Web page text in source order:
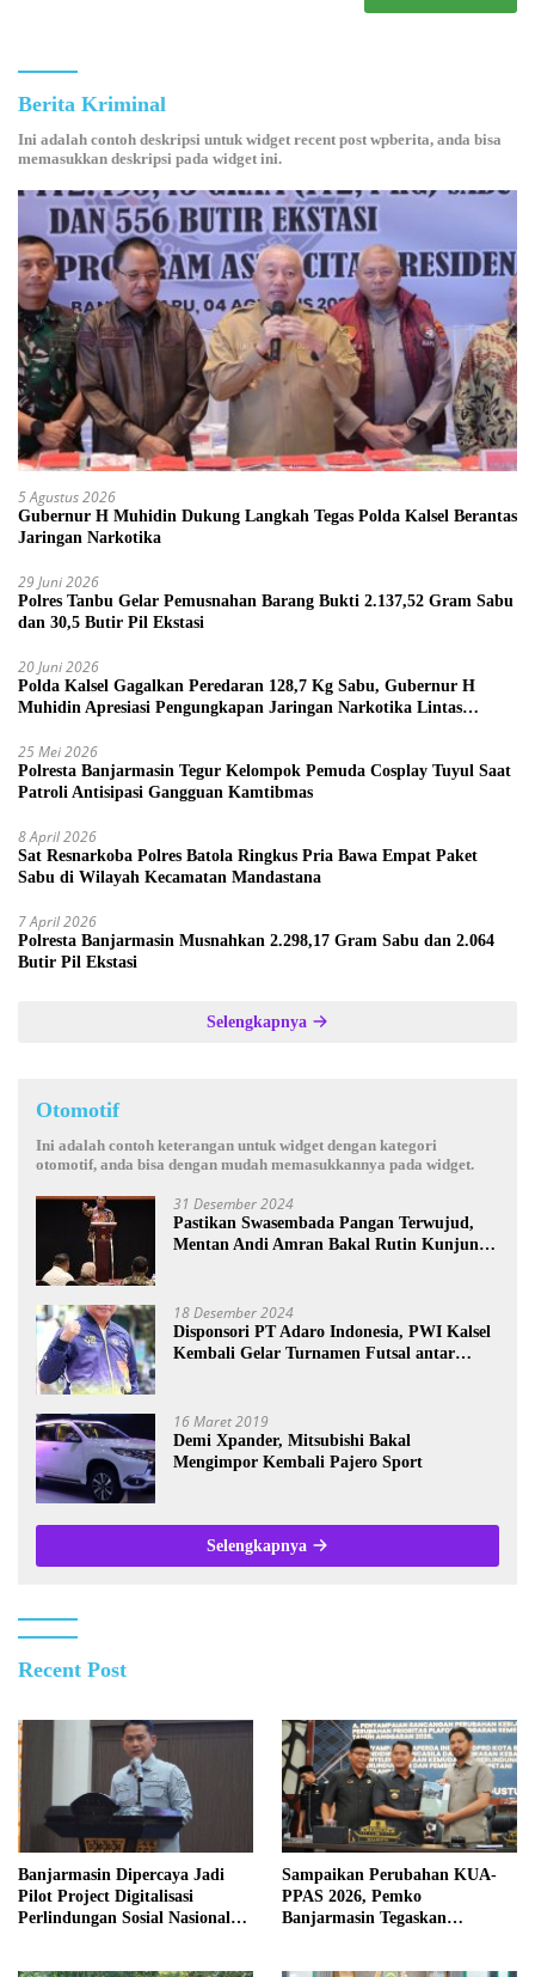
Berita Kriminal
Ini adalah contoh deskripsi untuk widget recent post wpberita, anda bisa
memasukkan deskripsi pada widget ini.
5 Agustus 2026
Gubernur H Muhidin Dukung Langkah Tegas Polda Kalsel Berantas
Jaringan Narkotika
29 Juni 2026
Polres Tanbu Gelar Pemusnahan Barang Bukti 2.137,52 Gram Sabu
dan 30,5 Butir Pil Ekstasi
20 Juni 2026
Polda Kalsel Gagalkan Peredaran 128,7 Kg Sabu, Gubernur H
Muhidin Apresiasi Pengungkapan Jaringan Narkotika Lintas
25 Mei 2026
Polresta Banjarmasin Tegur Kelompok Pemuda Cosplay Tuyul Saat
Patroli Antisipasi Gangguan Kamtibmas
8 April 2026
Sat Resnarkoba Polres Batola Ringkus Pria Bawa Empat Paket
Sabu di Wilayah Kecamatan Mandastana
7 April 2026
Polresta Banjarmasin Musnahkan 2.298,17 Gram Sabu dan 2.064
Butir Pil Ekstasi
Selengkapnya
Otomotif
Ini adalah contoh keterangan untuk widget dengan kategori
otomotif, anda bisa dengan mudah memasukkannya pada widget.
31 Desember 2024
Pastikan Swasembada Pangan Terwujud,
Mentan Andi Amran Bakal Rutin Kunjungi
18 Desember 2024
Disponsori PT Adaro Indonesia, PWI Kalsel
Kembali Gelar Turnamen Futsal antar
16 Maret 2019
Demi Xpander, Mitsubishi Bakal
Mengimpor Kembali Pajero Sport
Selengkapnya
Recent Post
Banjarmasin Dipercaya Jadi
Pilot Project Digitalisasi
Perlindungan Sosial Nasional
Sampaikan Perubahan KUA-
PPAS 2026, Pemko
Banjarmasin Tegaskan